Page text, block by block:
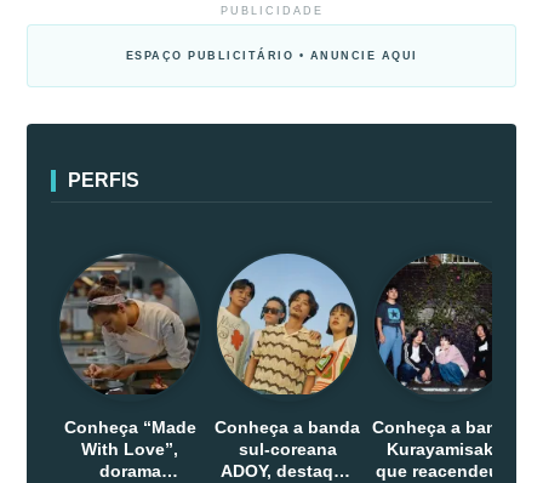
PUBLICIDADE
ESPAÇO PUBLICITÁRIO • ANUNCIE AQUI
PERFIS
Conheça “Made
With Love”,
dorama
Conheça a banda
sul-coreana
ADOY, destaque
Conheça a banda
Kurayamisaka
que reacendeu o